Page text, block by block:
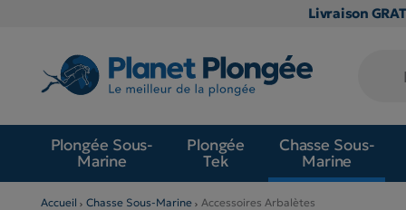
Livraison
Plongée Sous-
Marine
Plongée
Tek
Chasse Sous-
Marine
Accueil Chasse Sous-Marine Accessoires Arbalètes